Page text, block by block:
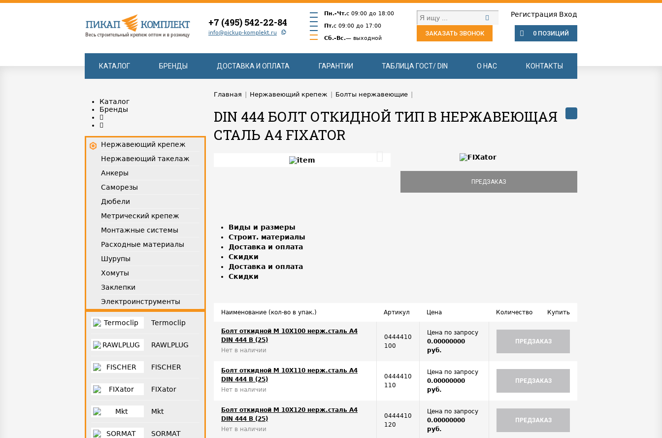
+7 (495) 542-22-84
info@pickup-komplekt.ru
Пн.-Чт.с 09:00 до 18:00
Пт.с 09:00 до 17:00
Сб.-Вс.— выходной
Регистрация Вход
ЗАКАЗАТЬ ЗВОНОК 0 ПОЗИЦИЙ
КАТАЛОГ БРЕНДЫ ДОСТАВКА И ОПЛАТА ГАРАНТИИ ТАБЛИЦА ГОСТ/ DIN О НАС КОНТАКТЫ
Каталог
Бренды
Нержавеющий крепеж
Нержавеющий такелаж
Анкеры
Саморезы
Дюбели
Метрический крепеж
Монтажные системы
Расходные материалы
Шурупы
Хомуты
Заклепки
Электроинструменты
Termoclip
RAWLPLUG
FISCHER
FIXator
Mkt
SORMAT
Главная Нержавеющий крепеж Болты нержавеющие
DIN 444 БОЛТ ОТКИДНОЙ ТИП B НЕРЖАВЕЮЩАЯ
СТАЛЬ A4 FIXATOR
ПРЕДЗАКАЗ
Виды и размеры
Строит. материалы
Доставка и оплата
Скидки
Доставка и оплата
Скидки
Наименование (кол-во в упак.) Артикул Цена Количество Купить
Болт откидной M 10Х100 нерж.сталь A4
DIN 444 B (25)
Нет в наличии
0444410
100
Цена по запросу
0.00000000
руб.
ПРЕДЗАКАЗ
Болт откидной M 10Х110 нерж.сталь A4
DIN 444 B (25)
Нет в наличии
0444410
110
Цена по запросу
0.00000000
руб.
ПРЕДЗАКАЗ
Болт откидной M 10Х120 нерж.сталь A4
DIN 444 B (25)
Нет в наличии
0444410
120
Цена по запросу
0.00000000
руб.
ПРЕДЗАКАЗ